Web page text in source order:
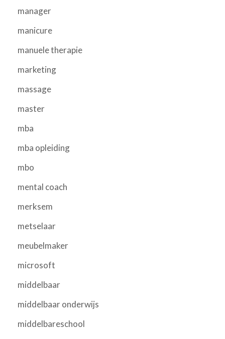
manager
manicure
manuele therapie
marketing
massage
master
mba
mba opleiding
mbo
mental coach
merksem
metselaar
meubelmaker
microsoft
middelbaar
middelbaar onderwijs
middelbareschool